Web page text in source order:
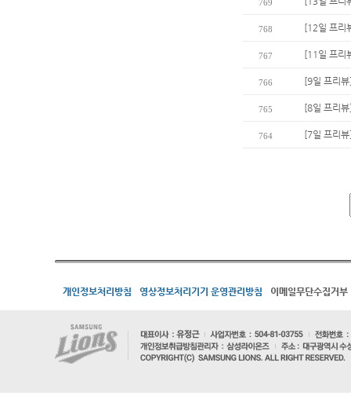
769
768 [12일 프리
767 [11일 프리
766 [9일 프리
765 [8일 프리
764 [7일 프리
개인정보처리방침 영상정보처리기기 운영관리방침 이메일무단수집거부